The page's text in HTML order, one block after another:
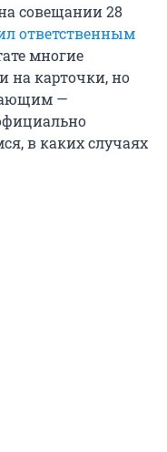
совещании 28
ответственным
многие
на карточки, но
—
в каких случаях